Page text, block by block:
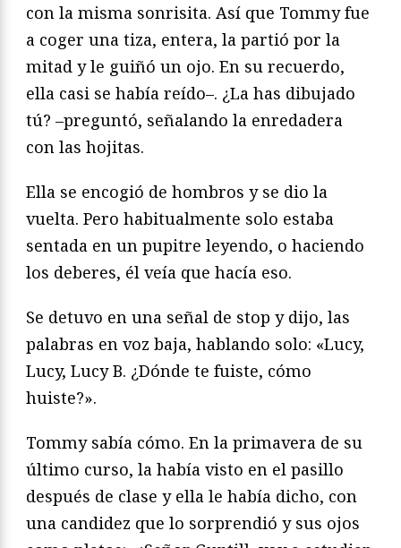
con la misma sonrisita. Así que Tommy fue
a coger una tiza, entera, la partió por la
mitad y le guiñó un ojo. En su recuerdo,
ella casi se había reído–. ¿La has dibujado
tú? –preguntó, señalando la enredadera
con las hojitas.
Ella se encogió de hombros y se dio la
vuelta. Pero habitualmente solo estaba
sentada en un pupitre leyendo, o haciendo
los deberes, él veía que hacía eso.
Se detuvo en una señal de stop y dijo, las
palabras en voz baja, hablando solo: «Lucy,
Lucy, Lucy B. ¿Dónde te fuiste, cómo
huiste?».
Tommy sabía cómo. En la primavera de su
último curso, la había visto en el pasillo
después de clase y ella le había dicho, con
una candidez que lo sorprendió y sus ojos